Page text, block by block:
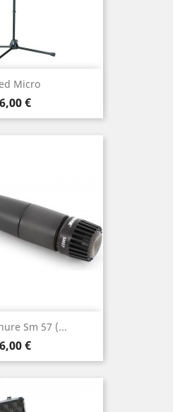
Micro
Prix
6,00 €
Sm 57 (...
Prix
6,00 €